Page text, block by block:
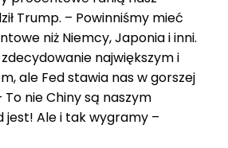
Trump. – Powinniśmy mieć
niż Niemcy, Japonia i inni.
największym i
ale Fed stawia nas w gorszej
To nie Chiny są naszym
jest! Ale i tak wygramy –